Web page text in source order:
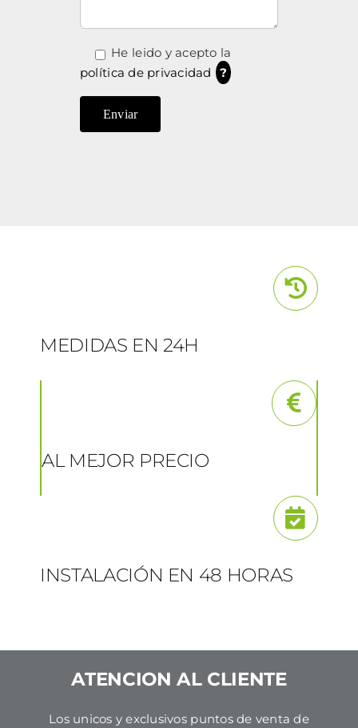
He leido y acepto la
política de privacidad
?
MEDIDAS EN 24H
AL MEJOR PRECIO
INSTALACIÓN EN 48 HORAS
ATENCION AL CLIENTE
Los unicos y exclusivos puntos de venta de